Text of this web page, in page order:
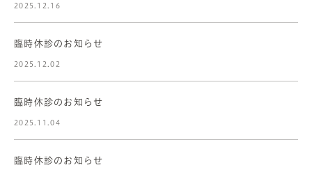
2025.12.16
臨時休診のお知らせ
2025.12.02
臨時休診のお知らせ
2025.11.04
臨時休診のお知らせ